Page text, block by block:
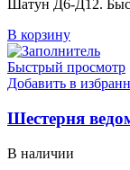
Шатун Д6-Д12.
В корзину
Быстрый просмотр
Добавить в
Шестерня
В наличии